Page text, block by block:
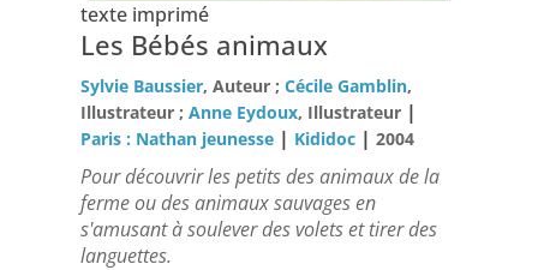
texte imprimé
Les Bébés animaux
Sylvie Baussier, Auteur ;Cécile Gamblin,
Illustrateur ;Anne Eydoux, Illustrateur |
Paris : Nathan jeunesse | Kididoc |2004
Pour découvrir les petits des animaux de la
ferme ou des animaux sauvages en
s'amusant à soulever des volets et tirer des
languettes.